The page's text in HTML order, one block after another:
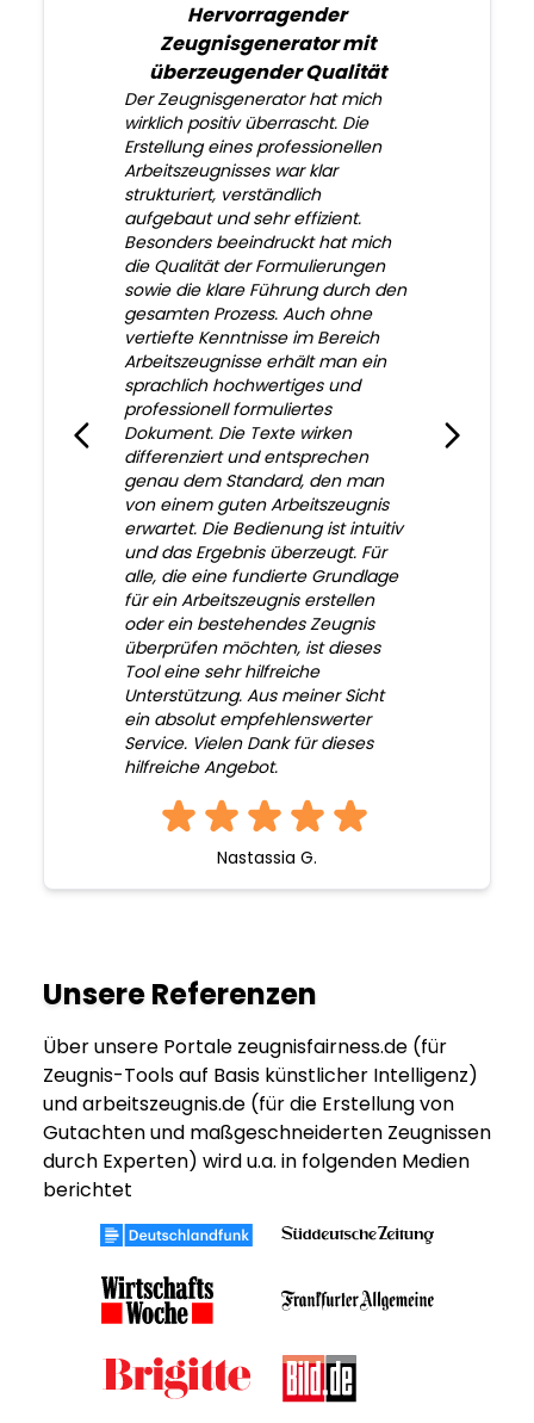
Hervorragender
Zeugnisgenerator mit
überzeugender Qualität
Der Zeugnisgenerator hat mich
wirklich positiv überrascht. Die
Erstellung eines professionellen
Arbeitszeugnisses war klar
strukturiert, verständlich
aufgebaut und sehr effizient.
Besonders beeindruckt hat mich
die Qualität der Formulierungen
sowie die klare Führung durch den
gesamten Prozess. Auch ohne
vertiefte Kenntnisse im Bereich
Arbeitszeugnisse erhält man ein
sprachlich hochwertiges und
professionell formuliertes
Dokument. Die Texte wirken
differenziert und entsprechen
genau dem Standard, den man
von einem guten Arbeitszeugnis
erwartet. Die Bedienung ist intuitiv
und das Ergebnis überzeugt. Für
alle, die eine fundierte Grundlage
für ein Arbeitszeugnis erstellen
oder ein bestehendes Zeugnis
überprüfen möchten, ist dieses
Tool eine sehr hilfreiche
Unterstützung. Aus meiner Sicht
ein absolut empfehlenswerter
Service. Vielen Dank für dieses
hilfreiche Angebot.
Nastassia G.
Unsere Referenzen
Über unsere Portale zeugnisfairness.de (für
Zeugnis-Tools auf Basis künstlicher Intelligenz)
und arbeitszeugnis.de (für die Erstellung von
Gutachten und maßgeschneiderten Zeugnissen
durch Experten) wird u.a. in folgenden Medien
berichtet